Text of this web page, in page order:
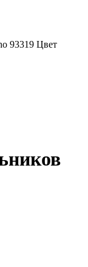
93319 Цвет